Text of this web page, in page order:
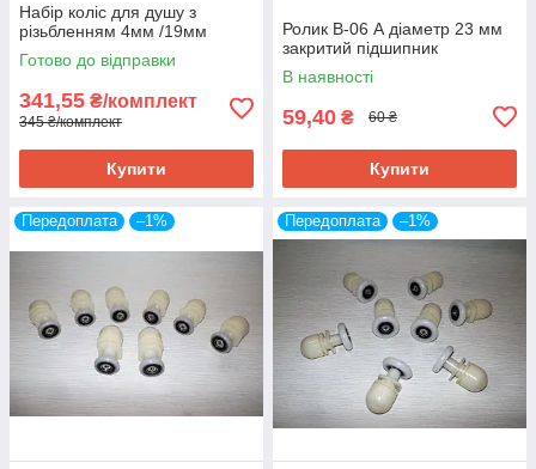
Набір коліс для душу з
різьбленням 4мм /19мм
Готово до відправки
341,55 ₴/комплект
345 ₴/комплект
Купити
Ролик В-06 А діаметр 23 мм
закритий підшипник
В наявності
59,40 ₴ 60 ₴
Купити
Передоплата –1% Передоплата –1%